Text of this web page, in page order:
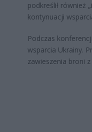
podkreślił również
kontynuacji
Podczas
wsparcia Ukrainy.
zawieszenia broni